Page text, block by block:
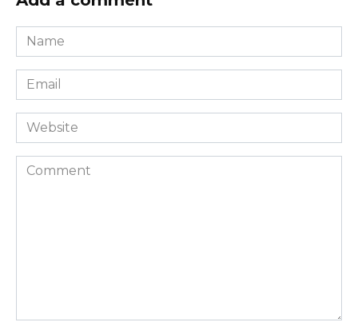
Name
*
Email
*
Website
Comment